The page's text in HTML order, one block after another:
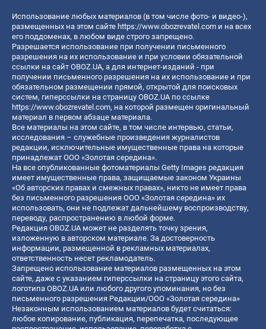
Использование любых материалов (в том числе фото- и видео-),
размещенных на этом сайте https://www.obozrevatel.com и на всех
его поддоменах, в любом виде строго запрещено.
Разрешается использование при получении письменного
разрешения на их использование и при условии обязательной
ссылки на сайт OBOZ.UA, а для интернет-изданий - при
получении письменного разрешения на их использование и при
обязательном размещении прямой, открытой для поисковых
систем, гиперссылки на страницу OBOZ.UA по ссылке
https://www.obozrevatel.com, на которой размещен оригинальный
материал в первом абзаце материала.
Все материалы на этом сайте, в том числе интервью, статьи,
исследования – служебные произведения журналистов
редакции, исключительные имущественные права на которые
принадлежат ООО «Золотая середина».
На все опубликованные фотоматериалы Getty Images редакция
имеет имущественные права, защищаемые законом Украины
«Об авторских правах и смежных правах», никто не имеет права
без письменного разрешения ООО «Золотая середина» их
использовать, они не подлежат дальнейшему воспроизводству,
переводу, распространению в любой форме.
Редакция OBOZ.UA может не разделять точку зрения,
изложенную в авторском материале. За достоверность
информации, размещенной в рекламных материалах,
ответственность несет рекламодатель.
Запрещено использование материалов размещенных на этом
сайте, даже с указанием гиперссылки на страницу этого сайта,
логотипа OBOZ.UA или любого другого упоминания, но без
письменного разрешения Редакции/ООО «Золотая середина»
Незаконным использованием материалов будет считаться:
любое копирование, публикация, перепечатка, последующее